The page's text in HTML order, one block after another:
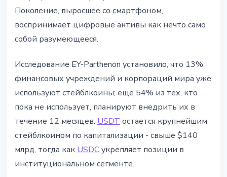
Поколение, выросшее со смартфоном,
воспринимает цифровые активы как нечто само
собой разумеющееся.
Исследование EY-Parthenon установило, что 13%
финансовых учреждений и корпораций мира уже
используют стейблкоины; еще 54% из тех, кто
пока не использует, планируют внедрить их в
течение 12 месяцев. USDT остается крупнейшим
стейблкоином по капитализации - свыше $140
млрд, тогда как USDCукрепляет позиции в
институциональном сегменте.